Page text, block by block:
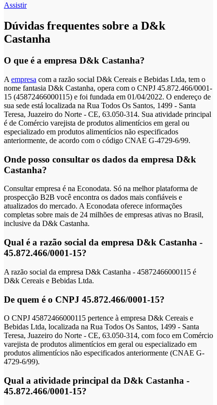
Assistir
Dúvidas frequentes sobre a D&k
Castanha
O que é a empresa D&k Castanha?
A empresa com a razão social D&k Cereais e Bebidas Ltda, tem o
nome fantasia D&k Castanha, opera com o CNPJ 45.872.466/0001-
15 (45872466000115) e foi fundada em 01/04/2022. O endereço de
sua sede está localizada na Rua Todos Os Santos, 1499 - Santa
Teresa, Juazeiro do Norte - CE, 63.050-314. Sua atividade principal
é de Comércio varejista de produtos alimentícios em geral ou
especializado em produtos alimentícios não especificados
anteriormente, de acordo com o código CNAE G-4729-6/99.
Onde posso consultar os dados da empresa D&k
Castanha?
Consultar empresa é na Econodata. Só na melhor plataforma de
prospecção B2B você encontra os dados mais confiáveis e
atualizados do mercado. A Econodata oferece informações
completas sobre mais de 24 milhões de empresas ativas no Brasil,
inclusive da D&k Castanha.
Qual é a razão social da empresa D&k Castanha -
45.872.466/0001-15?
A razão social da empresa D&k Castanha - 45872466000115 é
D&k Cereais e Bebidas Ltda.
De quem é o CNPJ 45.872.466/0001-15?
O CNPJ 45872466000115 pertence à empresa D&k Cereais e
Bebidas Ltda, localizada na Rua Todos Os Santos, 1499 - Santa
Teresa, Juazeiro do Norte - CE, 63.050-314, com foco em Comércio
varejista de produtos alimentícios em geral ou especializado em
produtos alimentícios não especificados anteriormente (CNAE G-
4729-6/99).
Qual a atividade principal da D&k Castanha -
45.872.466/0001-15?